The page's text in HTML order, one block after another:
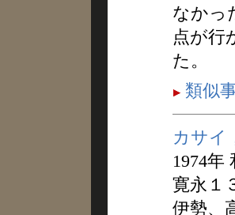
なかっ
点が行
た。
類似
カサイ
1974年
寛永１
伊勢、